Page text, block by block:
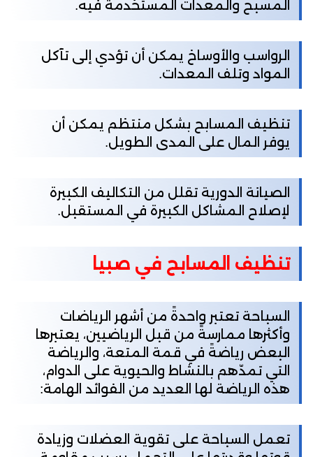
المسبح والمعدات المستخدمة فيه.
الرواسب والأوساخ يمكن أن تؤدي إلى تآكل
المواد وتلف المعدات.
تنظيف المسابح بشكل منتظم يمكن أن
يوفر المال على المدى الطويل.
الصيانة الدورية تقلل من التكاليف الكبيرة
لإصلاح المشاكل الكبيرة في المستقبل.
تنظيف المسابح في صبيا
السباحة تعتبر واحدةً من أشهر الرياضات
وأكثرها ممارسةً من قبل الرياضيين، يعتبرها
البعض رياضةً في قمة المتعة، والرياضة
التي تمدّهم بالنشاط والحيوية على الدوام،
هذه الرياضة لها العديد من الفوائد الهامة:
تعمل السباحة على تقوية العضلات وزيادة